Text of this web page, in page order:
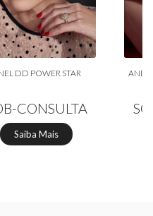
ANEL DD ORQUIDEAS BEIJA
SOB-CONSULTA
Saiba Mais